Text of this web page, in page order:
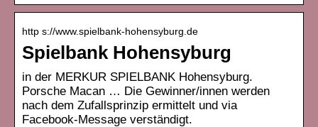
http s://www.spielbank-hohensyburg.de
Spielbank Hohensyburg
in der MERKUR SPIELBANK Hohensyburg.
Porsche Macan … Die Gewinner/innen werden
nach dem Zufallsprinzip ermittelt und via
Facebook-Message verständigt.